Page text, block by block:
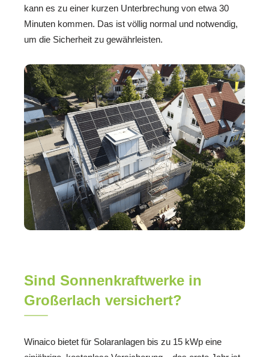
kann es zu einer kurzen Unterbrechung von etwa 30
Minuten kommen. Das ist völlig normal und notwendig,
um die Sicherheit zu gewährleisten.
Sind Sonnenkraftwerke in
Großerlach versichert?
Winaico bietet für Solaranlagen bis zu 15 kWp eine